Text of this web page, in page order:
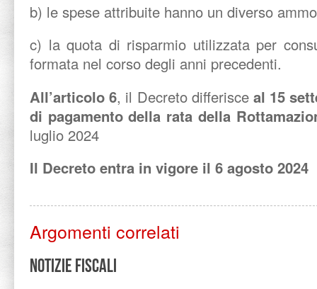
b) le spese attribuite hanno un diverso
c) la quota di risparmio utilizzata per
formata nel corso degli anni precedenti.
All’articolo 6, il Decreto differisceal 15
di pagamento della rata della
luglio 2024
Il Decreto entra in vigore il 6 agosto 2024
Argomenti correlati
Notizie Fiscali